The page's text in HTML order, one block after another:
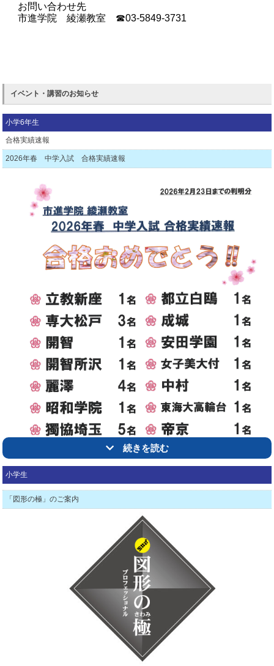
お問い合わせ先
市進学院 綾瀬教室 ☎03-5849-3731
イベント・講習のお知らせ
小学6年生
合格実績速報
2026年春 中学入試 合格実績速報
続きを読む
小学生
「図形の極」のご案内